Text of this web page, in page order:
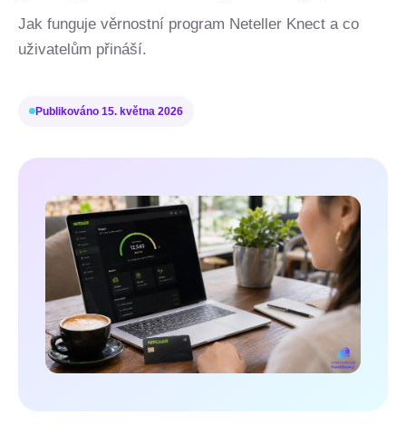
Jak funguje věrnostní program Neteller Knect a co
uživatelům přináší.
Publikováno 15. května 2026